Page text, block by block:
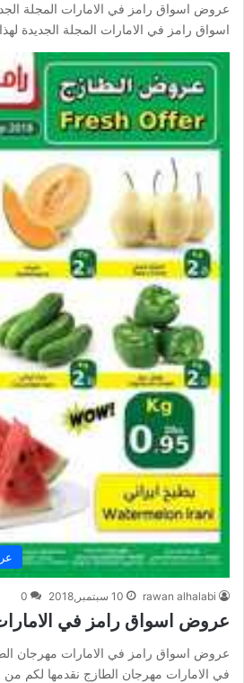
عروض اسواق رامز في الامارات المجلة
اسواق رامز في الامارات المجلة الجديدة
rawan alhalabi 10 سبتمبر,2018 0
عروض اسواق رامز في
عروض اسواق رامز في الامارات مهرجان
في الامارات مهرجان الطازج نقدمها لكم